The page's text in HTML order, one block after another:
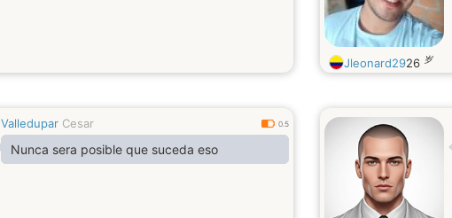
Jleonard2926 岁
Valledupar Cesar 0.5
Nunca sera posible que suceda eso